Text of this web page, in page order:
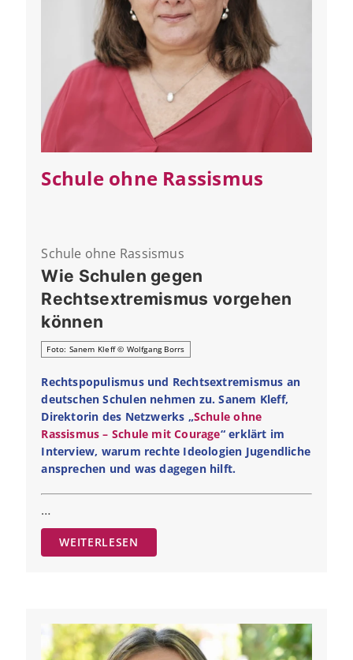
Schule ohne Rassismus
Schule ohne Rassismus
Wie Schulen gegen
Rechtsextremismus vorgehen
können
Foto: Sanem Kleff © Wolfgang Borrs
Rechtspopulismus und Rechtsextremismus an
deutschen Schulen nehmen zu. Sanem Kleff,
Direktorin des Netzwerks „Schule ohne
Rassismus – Schule mit Courage“ erklärt im
Interview, warum rechte Ideologien Jugendliche
ansprechen und was dagegen hilft.
…
WEITERLESEN